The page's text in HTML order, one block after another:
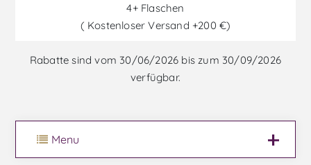
4+ Flaschen
( Kostenloser Versand +200 €)
Rabatte sind vom 30/06/2026 bis zum 30/09/2026
verfügbar.
Menu